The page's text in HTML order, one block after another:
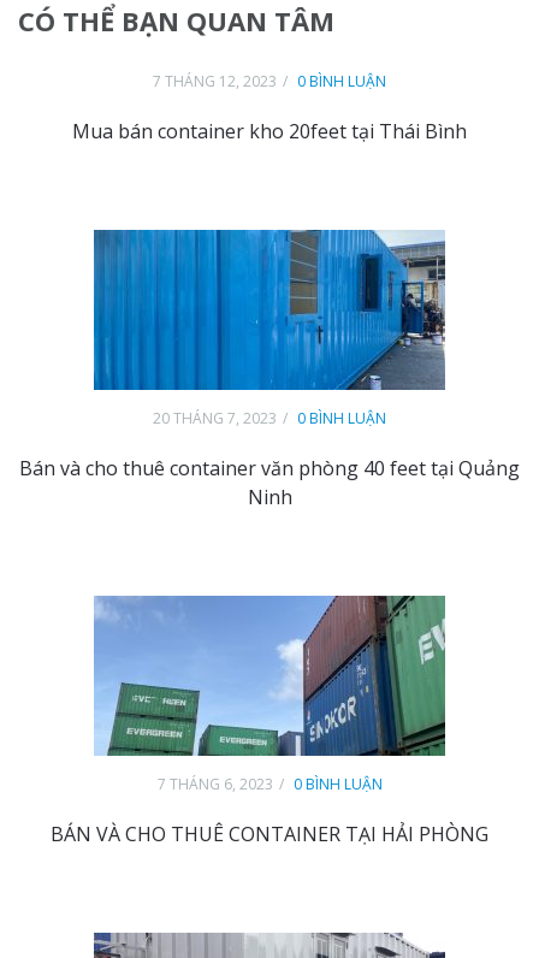
CÓ THỂ BẠN QUAN TÂM
7 THÁNG 12, 2023 0 BÌNH LUẬN
Mua bán container kho 20feet tại Thái Bình
20 THÁNG 7, 2023 0 BÌNH LUẬN
Bán và cho thuê container văn phòng 40 feet tại Quảng
Ninh
7 THÁNG 6, 2023 0 BÌNH LUẬN
BÁN VÀ CHO THUÊ CONTAINER TẠI HẢI PHÒNG